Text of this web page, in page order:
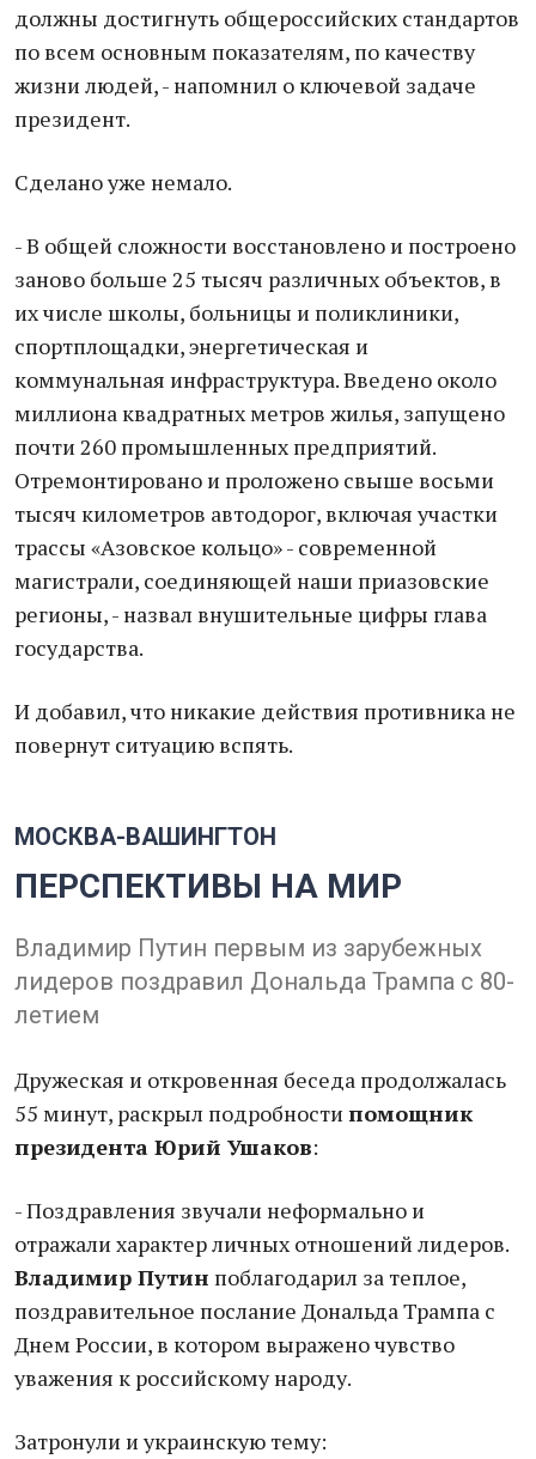
должны достигнуть общероссийских стандартов
по всем основным показателям, по качеству
жизни людей, - напомнил о ключевой задаче
президент.
Сделано уже немало.
- В общей сложности восстановлено и построено
заново больше 25 тысяч различных объектов, в
их числе школы, больницы и поликлиники,
спортплощадки, энергетическая и
коммунальная инфраструктура. Введено около
миллиона квадратных метров жилья, запущено
почти 260 промышленных предприятий.
Отремонтировано и проложено свыше восьми
тысяч километров автодорог, включая участки
трассы «Азовское кольцо» - современной
магистрали, соединяющей наши приазовские
регионы, - назвал внушительные цифры глава
государства.
И добавил, что никакие действия противника не
повернут ситуацию вспять.
МОСКВА-ВАШИНГТОН
ПЕРСПЕКТИВЫ НА МИР
Владимир Путин первым из зарубежных
лидеров поздравил Дональда Трампа с 80-
летием
Дружеская и откровенная беседа продолжалась
55 минут, раскрыл подробности помощник
президента Юрий Ушаков:
- Поздравления звучали неформально и
отражали характер личных отношений лидеров.
Владимир Путин поблагодарил за теплое,
поздравительное послание Дональда Трампа с
Днем России, в котором выражено чувство
уважения к российскому народу.
Затронули и украинскую тему: